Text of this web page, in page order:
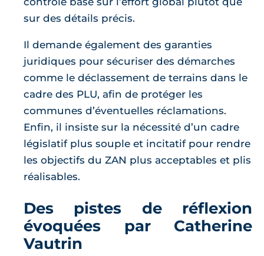
sur des détails précis.
Il demande également des garanties
juridiques pour sécuriser des démarches
comme le déclassement de terrains dans le
cadre des PLU, afin de protéger les
communes d’éventuelles réclamations.
Enfin, il insiste sur la nécessité d’un cadre
législatif plus souple et incitatif pour rendre
les objectifs du ZAN plus acceptables et plis
réalisables.
Des pistes de réflexion
évoquées par Catherine
Vautrin